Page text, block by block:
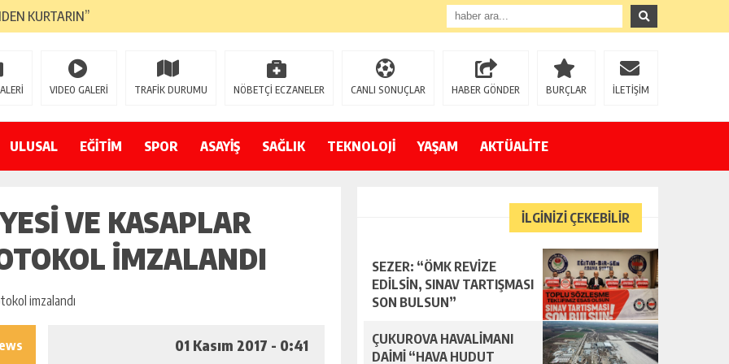
KURTARIN”
YENİ GÖZDESİ OLACAK”
KAMUOYUNA AÇIKLAYIN”
DURMAYA DAVET EDİYORUZ”
VIDEO GALERİ TRAFİK DURUMU NÖBETÇİ ECZANELER CANLI SONUÇLAR HABER GÖNDER BURÇLAR İLETİŞİM
ULUSAL EĞİTİM SPOR ASAYİŞ SAĞLIK TEKNOLOJİ YAŞAM AKTÜALİTE
VE KASAPLAR
IMZALANDI
01 Kasım 2017 - 0:41
İLGİNİZİ ÇEKEBİLİR
SEZER: “ÖMK REVİZE
EDİLSİN, SINAV TARTIŞMASI
SON BULSUN”
ÇUKUROVA HAVALİMANI
DAİMİ “HAVA HUDUT